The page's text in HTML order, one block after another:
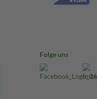
Folge uns